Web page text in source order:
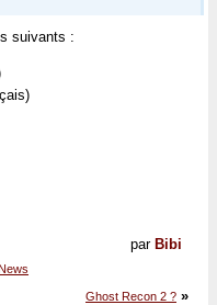
suivants :
par Bibi
Ghost Recon 2 ? »